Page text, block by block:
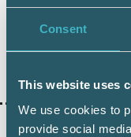
Consent
This website uses
We use cookies to
provide social